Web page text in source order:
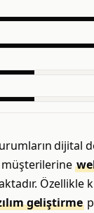
müşterilerine
Özellikle
geliştirme